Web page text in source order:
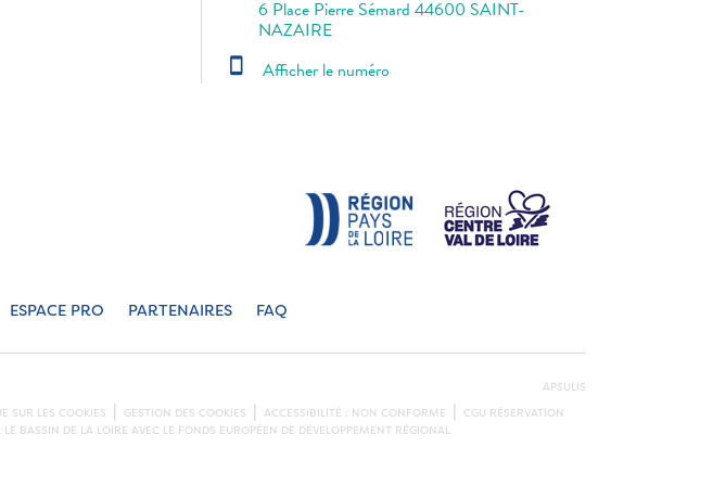
6 Place Pierre Sémard 44600 SAINT-
NAZAIRE
smartphone Afficher le numéro
ESPACE PRO PARTENAIRES FAQ
APSULIS
SUR LES COOKIES GESTION DES COOKIES ACCESSIBILITÉ : NON CONFORME
CGU RÉSERVATION
BASSIN DE LA LOIRE AVEC LE FONDS EUROPÉEN DE DÉVELOPPEMENT RÉGIONAL